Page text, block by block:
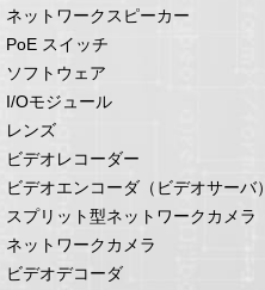
ネットワークスピーカー
PoE スイッチ
ソフトウェア
I/Oモジュール
レンズ
ビデオレコーダー
ビデオエンコーダ（ビデオサーバ）
スプリット型ネットワークカメラ
ネットワークカメラ
ビデオデコーダ